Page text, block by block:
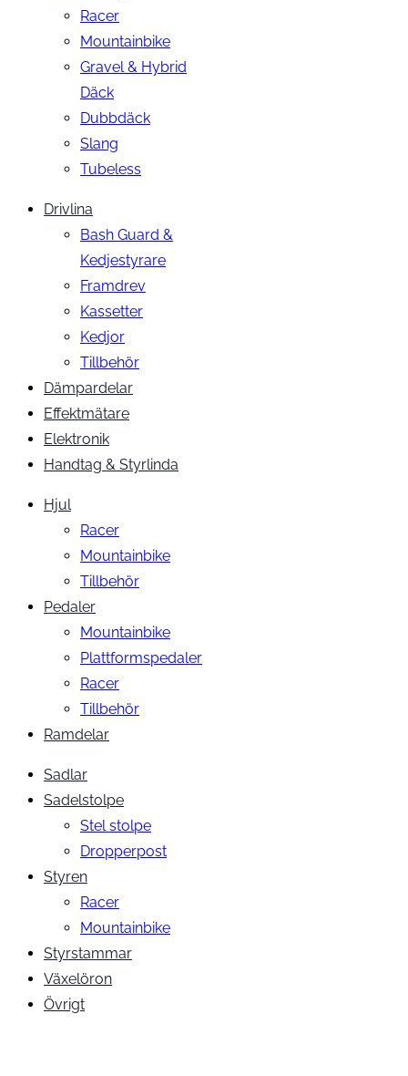
Racer
Mountainbike
Gravel & Hybrid
Däck
Dubbdäck
Slang
Tubeless
Drivlina
Bash Guard &
Kedjestyrare
Framdrev
Kassetter
Kedjor
Tillbehör
Dämpardelar
Effektmätare
Elektronik
Handtag & Styrlinda
Hjul
Racer
Mountainbike
Tillbehör
Pedaler
Mountainbike
Plattformspedaler
Racer
Tillbehör
Ramdelar
Sadlar
Sadelstolpe
Stel stolpe
Dropperpost
Styren
Racer
Mountainbike
Styrstammar
Växelöron
Övrigt